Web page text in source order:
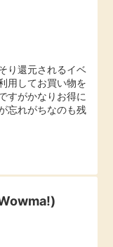
り還元されるイベ
用してお買い物を
すがかなりお得に
忘れがちなのも残